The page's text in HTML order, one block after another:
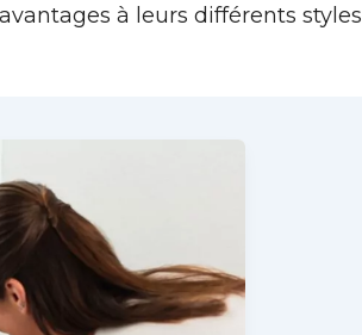
à leurs différents